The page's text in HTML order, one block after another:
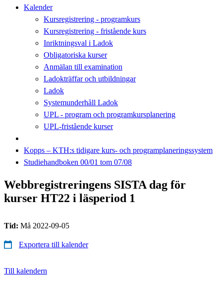
Kalender
Kursregistrering - programkurs
Kursregistrering - fristående kurs
Inriktningsval i Ladok
Obligatoriska kurser
Anmälan till examination
Ladokträffar och utbildningar
Ladok
Systemunderhåll Ladok
UPL - program och programkursplanering
UPL-fristående kurser
Kopps – KTH:s tidigare kurs- och programplaneringssystem
Studiehandboken 00/01 tom 07/08
Webbregistreringens SISTA dag för
kurser HT22 i läsperiod 1
Tid: Må 2022-09-05
Exportera till kalender
Till kalendern